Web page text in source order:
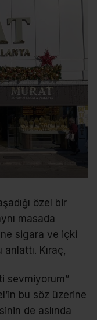
özel bir
masada
sigara ve içki
anlattı. Kıraç,
sevmiyorum”
bu söz üzerine
de aslında